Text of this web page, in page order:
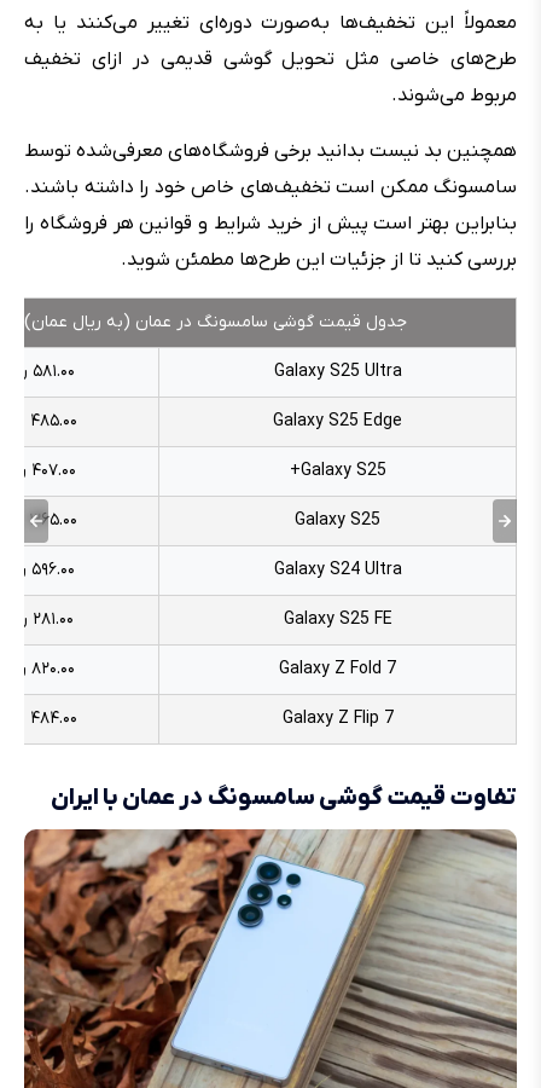
معمولاً این تخفیف‌ها به‌صورت دوره‌ای تغییر می‌کنند یا به
طرح‌های خاصی مثل تحویل گوشی قدیمی در ازای تخفیف
مربوط می‌شوند.
همچنین بد نیست بدانید برخی فروشگاه‌های معرفی‌شده توسط
سامسونگ ممکن است تخفیف‌های خاص خود را داشته باشند.
بنابراین بهتر است پیش از خرید شرایط و قوانین هر فروشگاه را
بررسی کنید تا از جزئیات این طرح‌ها مطمئن شوید.
جدول قیمت گوشی سامسونگ در عمان (به ریال عمان)
Galaxy S25 Ultra ۵۸۱.۰۰ ریال
Galaxy S25 Edge ۴۸۵.۰۰ ریال
Galaxy S25+ ۴۰۷.۰۰ ریال
Galaxy S25 ۳۶۵.۰۰ ریال
Galaxy S24 Ultra ۵۹۶.۰۰ ریال
Galaxy S25 FE ۲۸۱.۰۰ ریال
Galaxy Z Fold 7 ۸۲۰.۰۰ ریال
Galaxy Z Flip 7 ۴۸۴.۰۰ ریال
تفاوت قیمت گوشی سامسونگ در عمان با ایران